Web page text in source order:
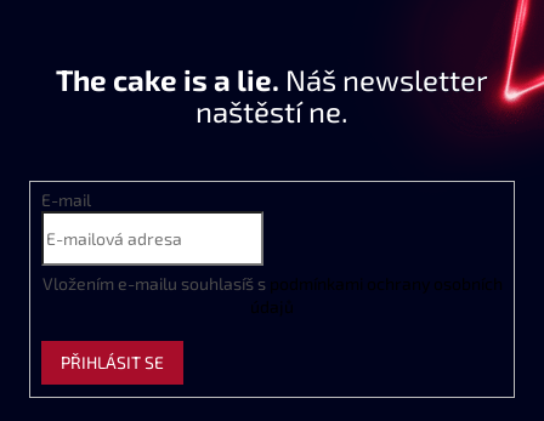
The cake is a lie. Náš newsletter
naštěstí ne.
E-mail
Vložením e-mailu souhlasíš s podmínkami ochrany osobních
údajů
PŘIHLÁSIT SE